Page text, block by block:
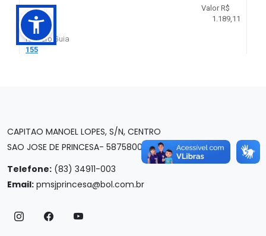
CAPITAO MANOEL LOPES, S/N, CENTRO
SAO JOSE DE PRINCESA- 58758000
Telefone: (83) 34911-003
Email: pmsjprincesa@bol.com.br